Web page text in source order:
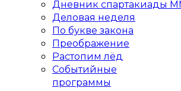
Дневник спартакиады
Деловая неделя
По букве закона
Преображение
Растопим лёд
Событийные
программы